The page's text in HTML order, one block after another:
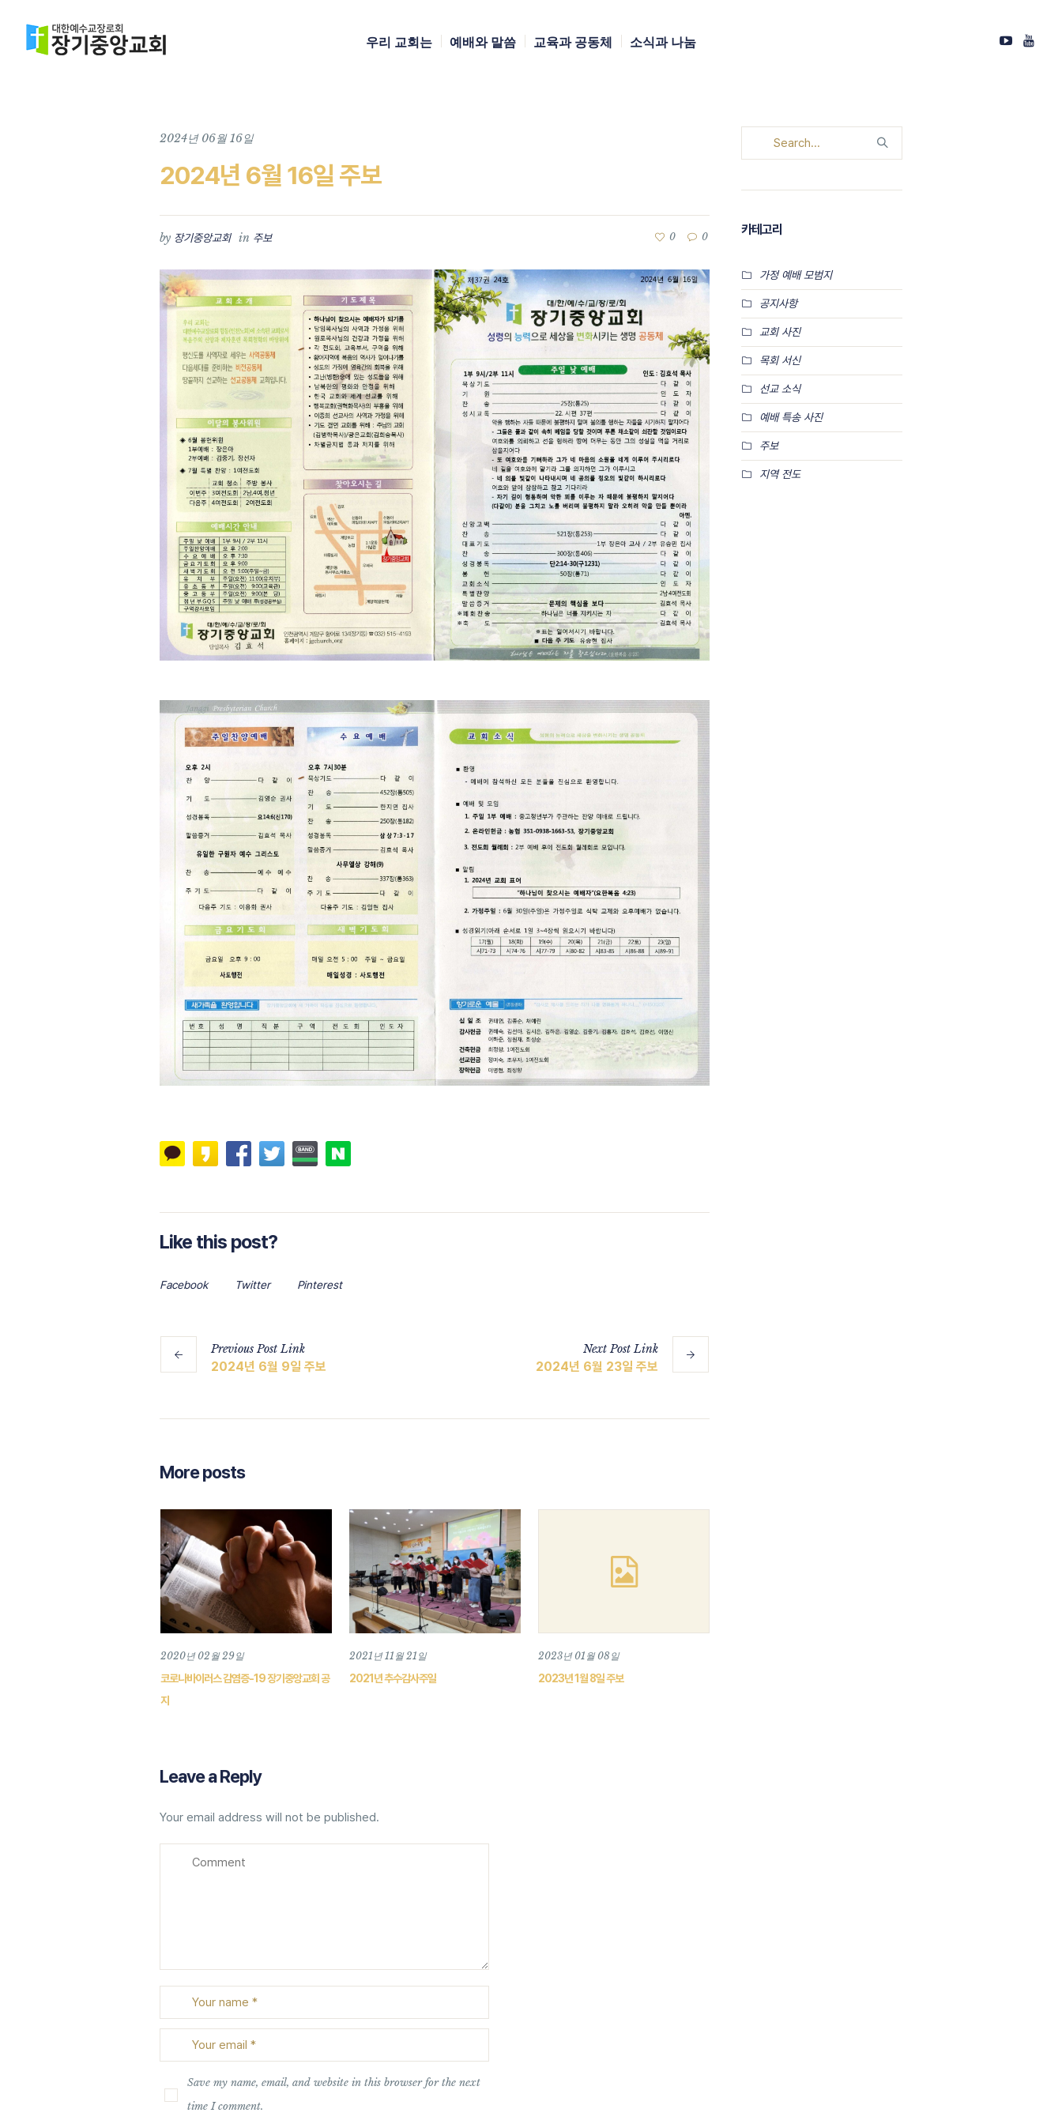
우리 교회는 예배와 말씀 교육과 공동체 소식과 나눔
2024년 06월 16일
2024년 6월 16일 주보
by 장기중앙교회 in 주보 0 0
Like this post?
Facebook Twitter Pinterest
PreviousPostLink
2024년 6월 9일 주보
NextPostLink
2024년 6월 23일 주보
More posts
2020년 02월 29일
코로나바이러스 감염증-19 장기중앙교회 공
지
2021년 11월 21일
2021년 추수감사주일
2023년 01월 08일
2023년 1월 8일 주보
Leave a Reply
Your email address will not be published.
Save my name, email, and website in this browser for the next
time I comment.
카테고리
가정 예배 모범지
공지사항
교회 사진
목회 서신
선교 소식
예배 특송 사진
주보
지역 전도